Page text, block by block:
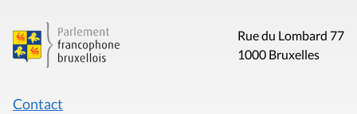
Rue du Lombard 77
1000 Bruxelles
Contact